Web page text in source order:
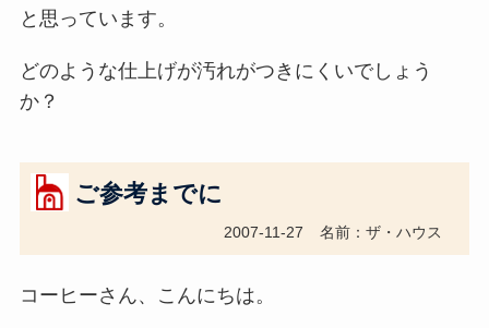
と思っています。
どのような仕上げが汚れがつきにくいでしょう
か？
ご参考までに
2007-11-27 名前：ザ・ハウス
コーヒーさん、こんにちは。